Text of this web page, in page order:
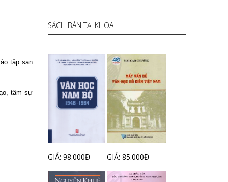
tập san
tâm sự
SÁCH BÁN TẠI KHOA
GIÁ: 98.000Đ GIÁ: 85.000Đ